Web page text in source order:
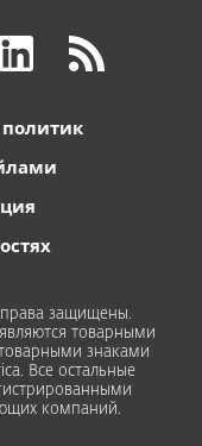
права защищены.
товарными
знаками
Все остальные
компаний.